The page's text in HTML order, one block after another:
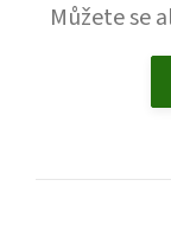
Můžete se